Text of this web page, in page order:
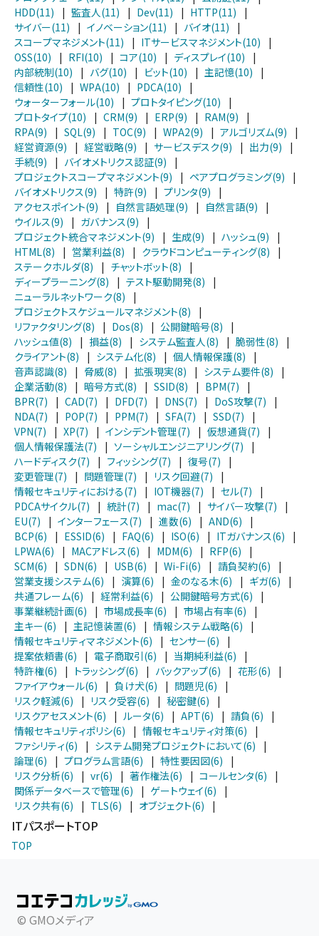
HDD(11)
| 監査人(11) | Dev(11) | HTTP(11)
|
サイバー(11)
| イノベーション(11) | バイオ(11)
|
スコープマネジメント(11)
| ITサービスマネジメント(10)
|
OSS(10)
| RFI(10) | コア(10) | ディスプレイ(10)
|
内部統制(10)
| バグ(10) | ビット(10) | 主記憶(10)
|
信頼性(10)
| WPA(10) | PDCA(10)
|
ウォーターフォール(10)
| プロトタイピング(10)
|
プロトタイプ(10)
| CRM(9) | ERP(9) | RAM(9)
|
RPA(9)
| SQL(9) | TOC(9) | WPA2(9) | アルゴリズム(9)
|
経営資源(9)
| 経営戦略(9) | サービスデスク(9) | 出力(9)
|
手続(9)
| バイオメトリクス認証(9)
|
プロジェクトスコープマネジメント(9)
| ペアプログラミング(9)
|
バイオメトリクス(9)
| 特許(9) | プリンタ(9)
|
アクセスポイント(9)
| 自然言語処理(9) | 自然言語(9)
|
ウイルス(9)
| ガバナンス(9)
|
プロジェクト統合マネジメント(9)
| 生成(9) | ハッシュ(9)
|
HTML(8)
| 営業利益(8) | クラウドコンピューティング(8)
|
ステークホルダ(8)
| チャットボット(8)
|
ディープラーニング(8)
| テスト駆動開発(8)
|
ニューラルネットワーク(8)
|
プロジェクトスケジュールマネジメント(8)
|
リファクタリング(8)
| Dos(8) | 公開鍵暗号(8)
|
ハッシュ値(8)
| 損益(8) | システム監査人(8) | 脆弱性(8)
|
クライアント(8)
| システム化(8) | 個人情報保護(8)
|
音声認識(8)
| 脅威(8) | 拡張現実(8) | システム要件(8)
|
企業活動(8)
| 暗号方式(8) | SSID(8) | BPM(7)
|
BPR(7)
| CAD(7) | DFD(7) | DNS(7) | DoS攻撃(7)
|
NDA(7)
| POP(7) | PPM(7) | SFA(7) | SSD(7)
|
VPN(7)
| XP(7) | インシデント管理(7) | 仮想通貨(7)
|
個人情報保護法(7)
| ソーシャルエンジニアリング(7)
|
ハードディスク(7)
| フィッシング(7) | 復号(7)
|
変更管理(7)
| 問題管理(7) | リスク回避(7)
|
情報セキュリティにおける(7)
| IOT機器(7) | セル(7)
|
PDCAサイクル(7)
| 統計(7) | mac(7) | サイバー攻撃(7)
|
EU(7)
| インターフェース(7) | 進数(6) | AND(6)
|
BCP(6)
| ESSID(6) | FAQ(6) | ISO(6) | ITガバナンス(6)
|
LPWA(6)
| MACアドレス(6) | MDM(6) | RFP(6)
|
SCM(6)
| SDN(6) | USB(6) | Wi-Fi(6) | 請負契約(6)
|
営業支援システム(6)
| 演算(6) | 金のなる木(6) | ギガ(6)
|
共通フレーム(6)
| 経常利益(6) | 公開鍵暗号方式(6)
|
事業継続計画(6)
| 市場成長率(6) | 市場占有率(6)
|
主キー(6)
| 主記憶装置(6) | 情報システム戦略(6)
|
情報セキュリティマネジメント(6)
| センサー(6)
|
提案依頼書(6)
| 電子商取引(6) | 当期純利益(6)
|
特許権(6)
| トラッシング(6) | バックアップ(6) | 花形(6)
|
ファイアウォール(6)
| 負け犬(6) | 問題児(6)
|
リスク軽減(6)
| リスク受容(6) | 秘密鍵(6)
|
リスクアセスメント(6)
| ルータ(6) | APT(6) | 請負(6)
|
情報セキュリティポリシ(6)
| 情報セキュリティ対策(6)
|
ファシリティ(6)
| システム開発プロジェクトにおいて(6)
|
論理(6)
| プログラム言語(6) | 特性要因図(6)
|
リスク分析(6)
| vr(6) | 著作権法(6) | コールセンタ(6)
|
関係データベースで管理(6)
| ゲートウェイ(6)
|
リスク共有(6)
| TLS(6) | オブジェクト(6) |
ITパスポートTOP
TOP
© GMOメディア